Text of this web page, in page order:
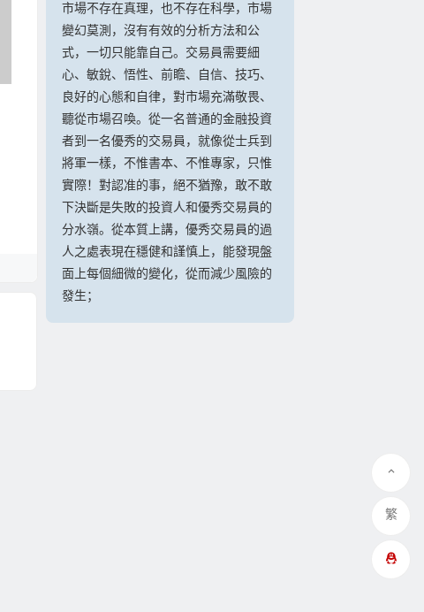
市場不存在真理，也不存在科學，市場
變幻莫測，沒有有效的分析方法和公
式，一切只能靠自己。交易員需要細
心、敏銳、悟性、前瞻、自信、技巧、
良好的心態和自律，對市場充滿敬畏、
聽從市場召喚。從一名普通的金融投資
者到一名優秀的交易員，就像從士兵到
將軍一樣，不惟書本、不惟專家，只惟
實際！對認准的事，絕不猶豫，敢不敢
下決斷是失敗的投資人和優秀交易員的
分水嶺。從本質上講，優秀交易員的過
人之處表現在穩健和謹慎上，能發現盤
面上每個細微的變化，從而減少風險的
發生；
繁